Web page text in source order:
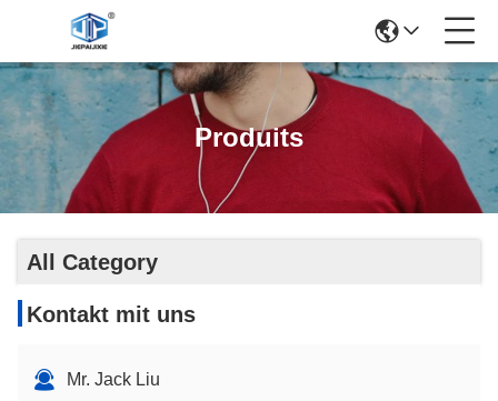
Produits
All Category
Kontakt mit uns
Mr. Jack Liu